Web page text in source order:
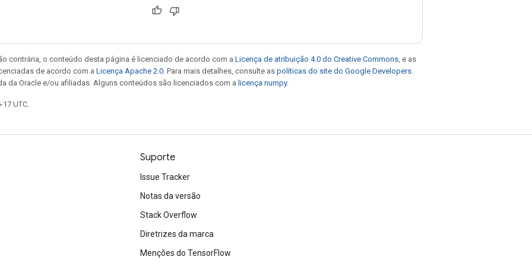
contrária, o conteúdo desta página é licenciado de acordo com a Licença de atribuição 4.0 do Creative Commons , e as
de acordo com a Licença Apache 2.0 . Para mais detalhes, consulte as políticas do site do Google Developers
da Oracle e/ou afiliadas. Alguns conteúdos são licenciados com a licença numpy.
UTC.
Suporte
Issue Tracker
Notas da versão
Stack Overflow
Diretrizes da marca
Menções do TensorFlow